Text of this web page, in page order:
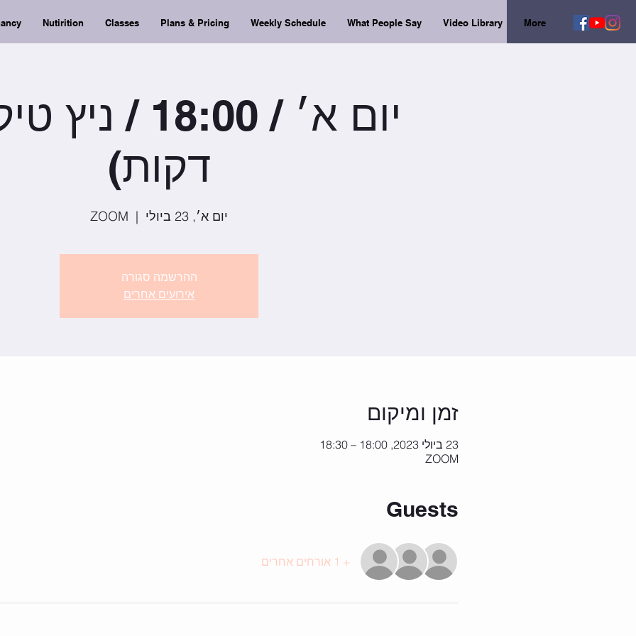
Nutirition Classes Plans & Pricing Weekly Schedule What People Say Video Library More
דקות)
יום א׳, 23 ביולי
  |
ZOOM
ההרשמה סגורה
אירועים אחרים
זמן ומיקום
23 ביולי 2023, 18:00 – 18:30
ZOOM
Guests
+ 1 אורחים אחרים